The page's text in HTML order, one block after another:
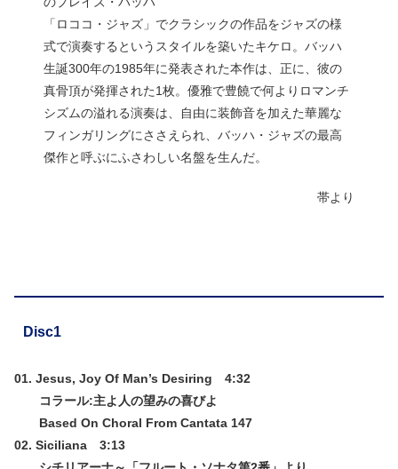
「ロココ・ジャズ」でクラシックの作品をジャズの様
式で演奏するというスタイルを築いたキケロ。バッハ
生誕300年の1985年に発表された本作は、正に、彼の
真骨頂が発揮された1枚。優雅で豊饒で何よりロマンチ
シズムの溢れる演奏は、自由に装飾音を加えた華麗な
フィンガリングにささえられ、バッハ・ジャズの最高
傑作と呼ぶにふさわしい名盤を生んだ。
帯より
Disc1
01. Jesus, Joy Of Man’s Desiring 4:32
コラール:主よ人の望みの喜びよ
Based On Choral From Cantata 147
02. Siciliana 3:13